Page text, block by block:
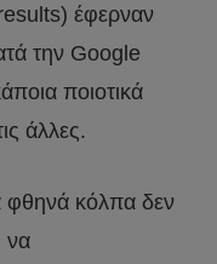
έφερναν
την Google
ποιοτικά
άλλες.
φθηνά κόλπα δεν
να